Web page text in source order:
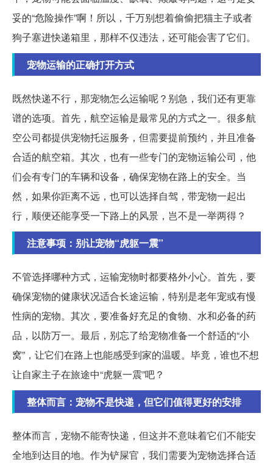
妥的“危险操作”啊！所以，千万别想着偷偷把猫主子或者
狗子塞进快递箱里，那样不仅违法，还可能会害了它们。
宠物运输的正确打开方式
既然快递不行，那宠物怎么运输呢？别急，我们还有更靠
谱的选项。首先，航空运输是最常见的方式之一。很多航
空公司都提供宠物托运服务，但需要提前预约，并且准备
合适的航空箱。其次，也有一些专门的宠物运输公司，他
们会有专门的车辆和设备，确保宠物在路上的安全。当
然，如果你距离不远，也可以选择自驾，带宠物一起出
行，顺便还能享受一下路上的风景，岂不是一举两得？
注意事项：别让宠物“虎躯一震”
不管选择哪种方式，运输宠物时都要格外小心。首先，要
确保宠物的健康状况适合长途运输，特别是老年宠或有慢
性病的宠物。其次，要准备好充足的食物、水和必备的药
品，以防万一。最后，别忘了给宠物准备一个舒适的“小
窝”，让它们在路上也能感受到家的温暖。毕竟，谁也不想
让自家主子在旅途中“虎躯一震”吧？
整体而言：宠物不是快递，但它们值得更好的安排
整体而言，宠物不能寄快递，但这并不意味着它们不能安
全地到达目的地。作为铲屎官，我们需要为宠物选择合适